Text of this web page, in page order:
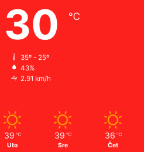
30 ℃
35º - 25º
43%
2.91 km/h
39 ℃
Uto
39 ℃
Sre
36 ℃
Čet